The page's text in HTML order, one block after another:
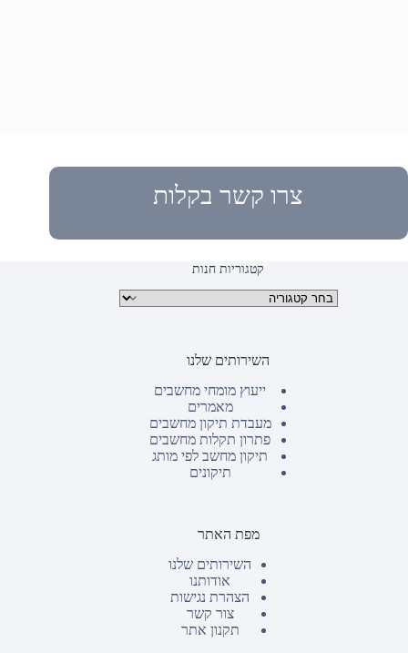
צרו קשר בקלות
קטגוריות חנות
קטגוריות מוצרים
השירותים שלנו
ייעוץ מומחי מחשבים
מאמרים
מעבדת תיקון מחשבים
פתרון תקלות מחשבים
תיקון מחשב לפי מותג
תיקונים
מפת האתר
השירותים שלנו
אודותנו
הצהרת נגישות
צור קשר
תקנון אתר